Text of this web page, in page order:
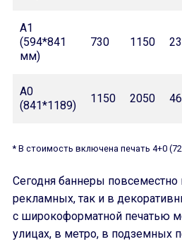
А1
(594*841
мм)
730 1150
А0
(841*1189)
1150 2050
* В стоимость включена печать 4+0
Сегодня баннеры повсеместно
рекламных, так и в
с широкоформатной печатью
улицах, в метро, в подземных